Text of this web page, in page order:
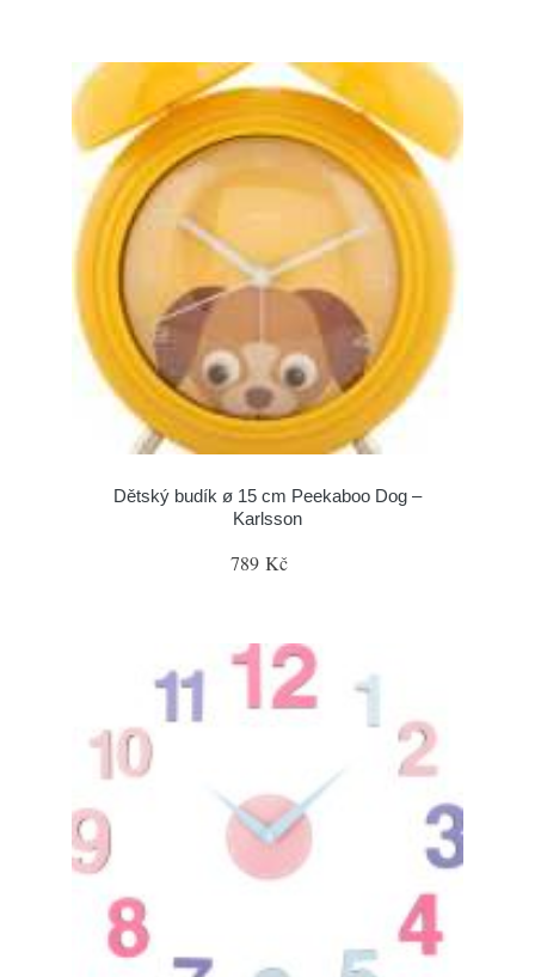
Dětský budík ø 15 cm Peekaboo Dog –
Karlsson
789 Kč